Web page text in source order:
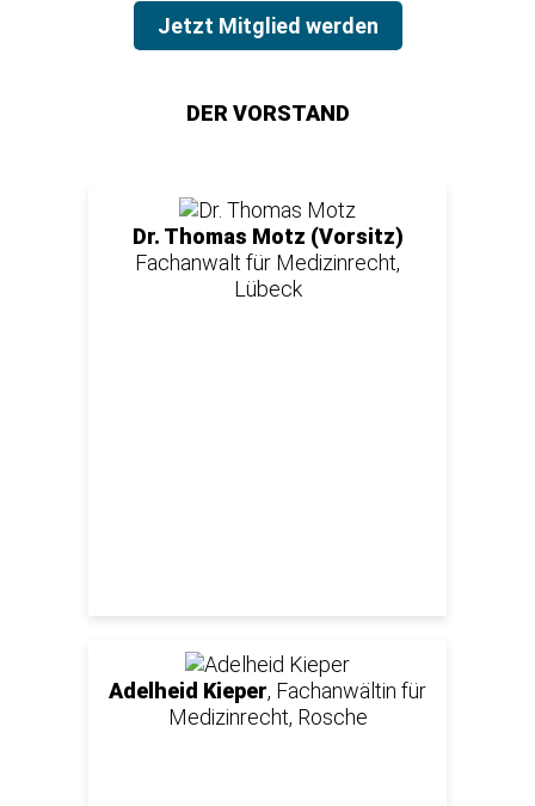
Jetzt Mitglied werden
DER VORSTAND
Dr. Thomas Motz (Vorsitz)
Fachanwalt für Medizinrecht,
Lübeck
Adelheid Kieper, Fachanwältin für
Medizinrecht, Rosche